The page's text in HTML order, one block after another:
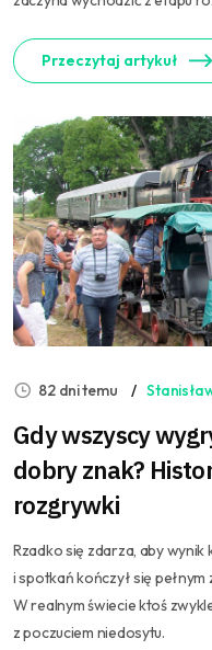
Przeczytaj artykuł
82 dni temu
Gdy wszyscy
dobry znak?
rozgrywki
Rzadko się zdarza, aby
i spotkań kończył się
W realnym świecie ktoś
z poczuciem niedosytu.